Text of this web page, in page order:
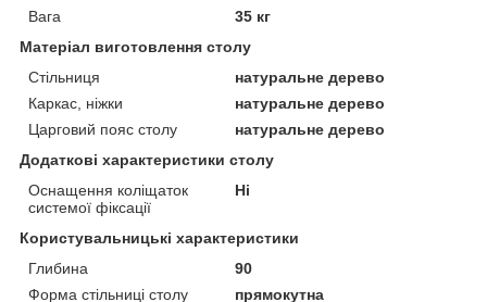
Вага
35 кг
Матеріал виготовлення столу
Стільниця
натуральне дерево
Каркас, ніжки
натуральне дерево
Царговий пояс столу
натуральне дерево
Додаткові характеристики столу
Оснащення коліщаток
системої фіксації
Ні
Користувальницькі характеристики
Глибина
90
Форма стільниці столу
прямокутна